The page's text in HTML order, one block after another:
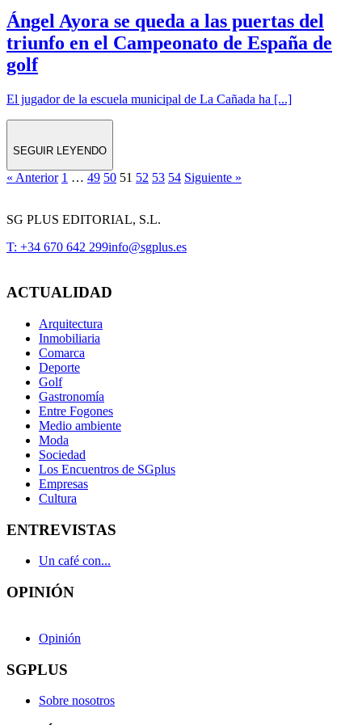
Ángel Ayora se queda a las puertas del
triunfo en el Campeonato de España de
golf
El jugador de la escuela municipal de La Cañada ha [...]
SEGUIR LEYENDO
« Anterior 1 … 49 50 51 52 53 54 Siguiente »
SG PLUS EDITORIAL, S.L.
T: +34 670 642 299info@sgplus.es
ACTUALIDAD
Arquitectura
Inmobiliaria
Comarca
Deporte
Golf
Gastronomía
Entre Fogones
Medio ambiente
Moda
Sociedad
Los Encuentros de SGplus
Empresas
Cultura
ENTREVISTAS
Un café con...
OPINIÓN
Opinión
SGPLUS
Sobre nosotros